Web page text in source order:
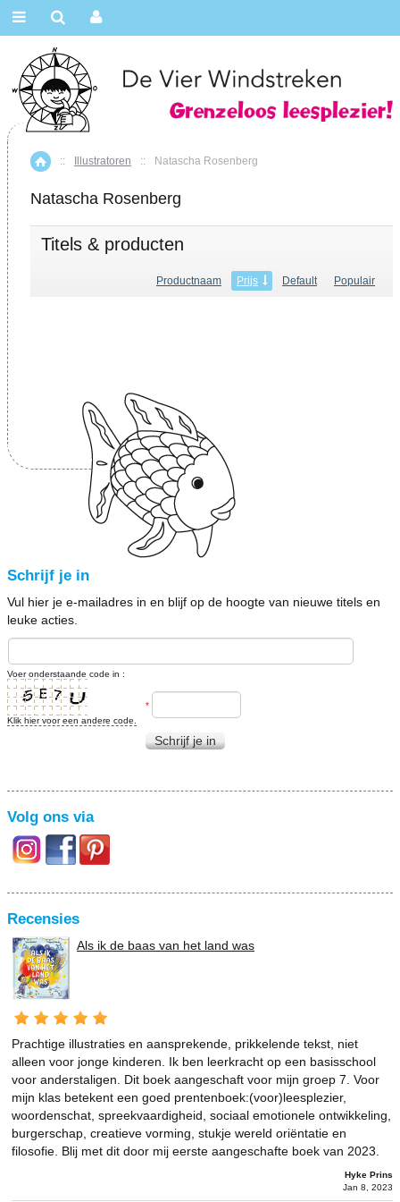
Home
:: Illustratoren :: Natascha Rosenberg
Natascha Rosenberg
Titels & producten
Productnaam Prijs Default Populair
Schrijf je in
Vul hier je e-mailadres in en blijf op de hoogte van nieuwe titels en
leuke acties.
Voer onderstaande code in :
Klik hier voor een andere code.
*
Schrijf je in
Volg ons via
Recensies
Als ik de baas van het land was
Prachtige illustraties en aansprekende, prikkelende tekst, niet
alleen voor jonge kinderen. Ik ben leerkracht op een basisschool
voor anderstaligen. Dit boek aangeschaft voor mijn groep 7. Voor
mijn klas betekent een goed prentenboek:(voor)leesplezier,
woordenschat, spreekvaardigheid, sociaal emotionele ontwikkeling,
burgerschap, creatieve vorming, stukje wereld oriëntatie en
filosofie. Blij met dit door mij eerste aangeschafte boek van 2023.
Hyke Prins
Jan 8, 2023